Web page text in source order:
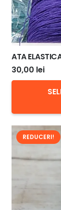
ATA
30,00 lei
REDUCERI!